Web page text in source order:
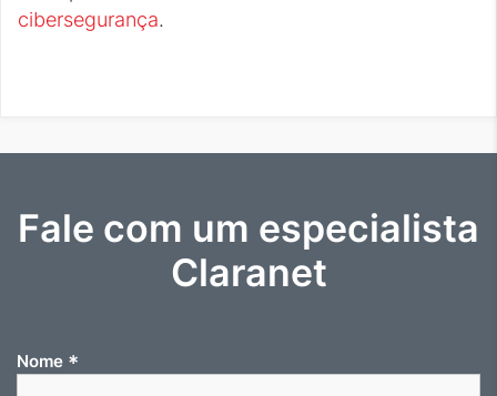
cibersegurança.
Fale com um especialista
Claranet
Nome *